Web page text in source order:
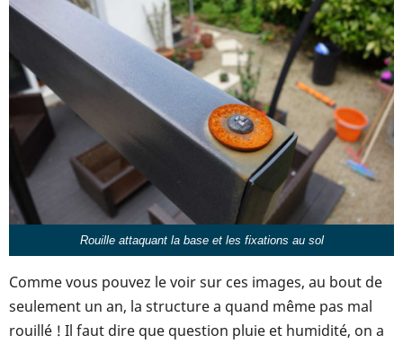
Rouille attaquant la base et les fixations au sol
Comme vous pouvez le voir sur ces images, au bout de
seulement un an, la structure a quand même pas mal
rouillé ! Il faut dire que question pluie et humidité, on a